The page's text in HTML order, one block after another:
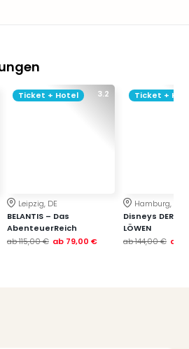
3.2
Ticket + Hotel
Leipzig, DE
BELANTIS – Das
AbenteuerReich
ab115,00 € ab 79,00 €
Ticket +
Hamburg, DE
Disneys DER
LÖWEN
ab144,00 € ab